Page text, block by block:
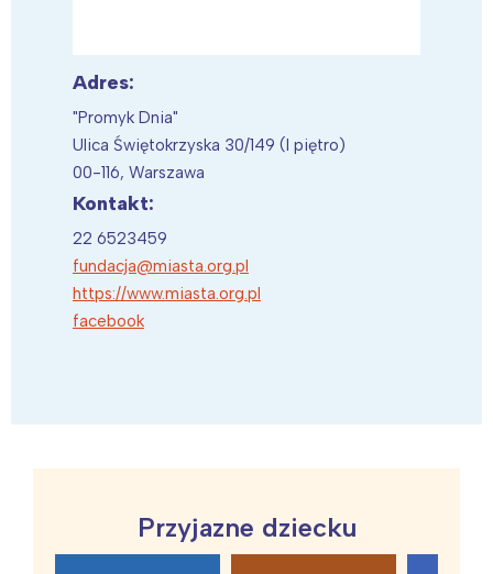
Adres:
"Promyk Dnia"
Ulica Świętokrzyska 30/149 (I piętro)
00-116, Warszawa
Kontakt:
22 6523459
fundacja@miasta.org.pl
https://www.miasta.org.pl
facebook
Przyjazne dziecku
Trójmiasto
Poznań
Wrocław
Wszystkie